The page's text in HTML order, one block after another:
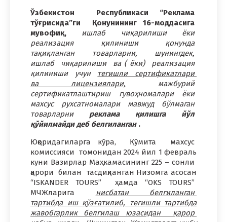
Ўзбекистон Республикаси “Реклама
тўғрисида”ги Қонунининг 16-моддасига
мувофиқ,
ишлаб чиқарилиши ёки
реализация қилиниши қонунда
тақиқланган товарларни, шунингдек,
ишлаб чиқарилиши ва ( ёки) реализация
қилиниши учун тегишли сертификатлари
ва лицензиялари, мажбурий
сертификатлаштириш гувоҳномалари ёки
махсус рухсатномалари мавжуд бўлмаган
товарларни реклама қилишга йўл
қўйилмайди деб белгиланган .
Юқоридагиларга кўра, Қўмита махсус
комиссияси томонидан 2024 йил 1 февраль
куни Вазирлар Маҳкамасининг 225 – сонли
қарори билан тасдиқланган Низомга асосан
“ISKANDER TOURS” ҳамда “OKS TOURS”
МЧЖларига нисбатан белгиланган
тартибда иш қўзғатилиб, тегишли тартибда
жавобгарлик белгилаш юзасидан қарор